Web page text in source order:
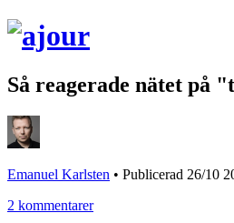
Så reagerade nätet på
Emanuel Karlsten • Publicerad 26/10
2 kommentarer